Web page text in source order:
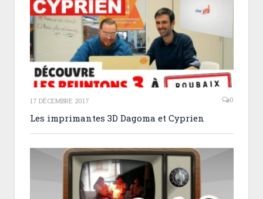
17 DÉCEMBRE 2017 0
Les imprimantes 3D Dagoma et Cyprien